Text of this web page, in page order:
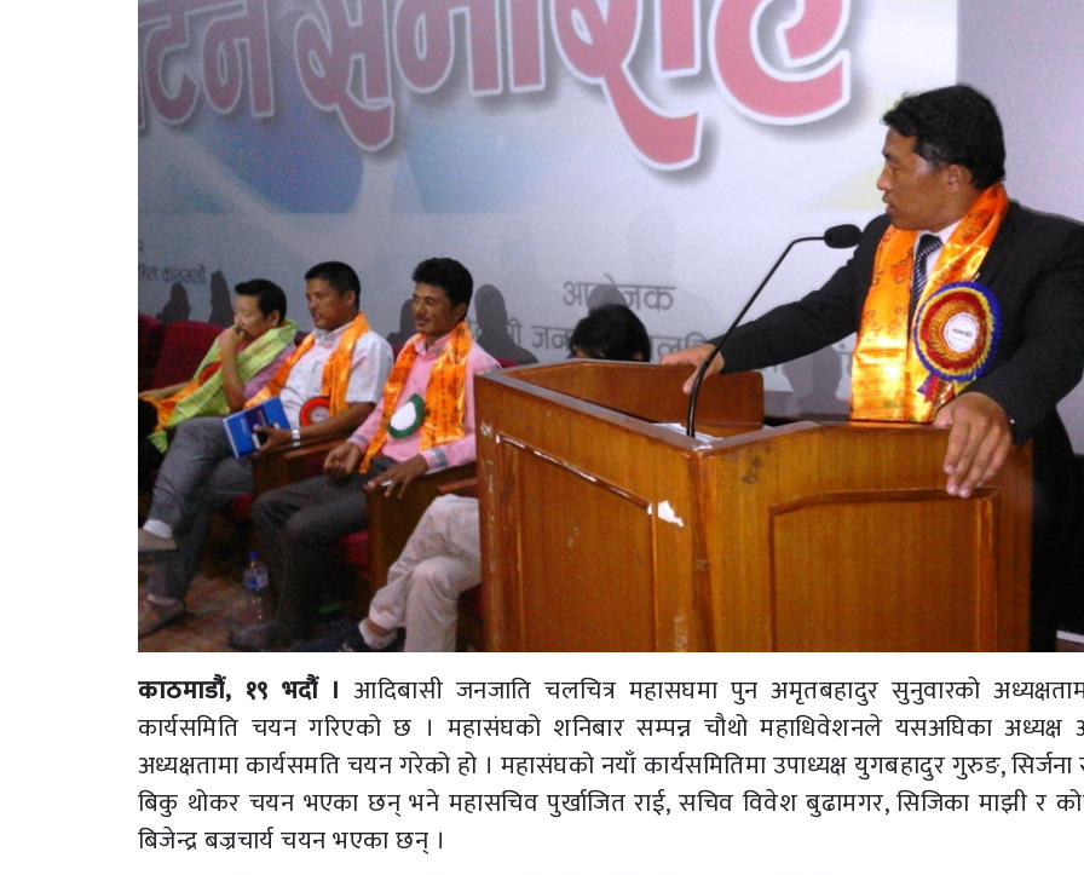
काठमाडौं, १९ भदौं । आदिबासी जनजाति चलचित्र महासघमा पुन अमृतबहादुर सुनुवारको
कार्यसमिति चयन गरिएको छ । महासंघको शनिबार सम्पन्न चौथो महाधिवेशनले यसअघिका
अध्यक्षतामा कार्यसमति चयन गरेको हो । महासंघको नयाँ कार्यसमितिमा उपाध्यक्ष युगबहादुर गुरुङ, सिर्जना
बिकु थोकर चयन भएका छन् भने महासचिव पुर्खाजित राई, सचिव विवेश बुढामगर, सिजिका माझी र
बिजेन्द्र बज्रचार्य चयन भएका छन् ।